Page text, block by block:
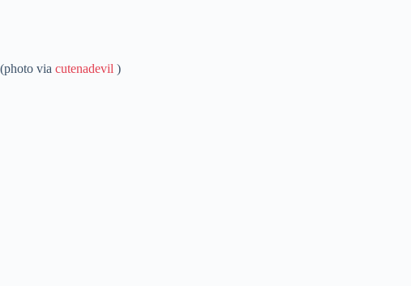
(photo via cutenadevil )